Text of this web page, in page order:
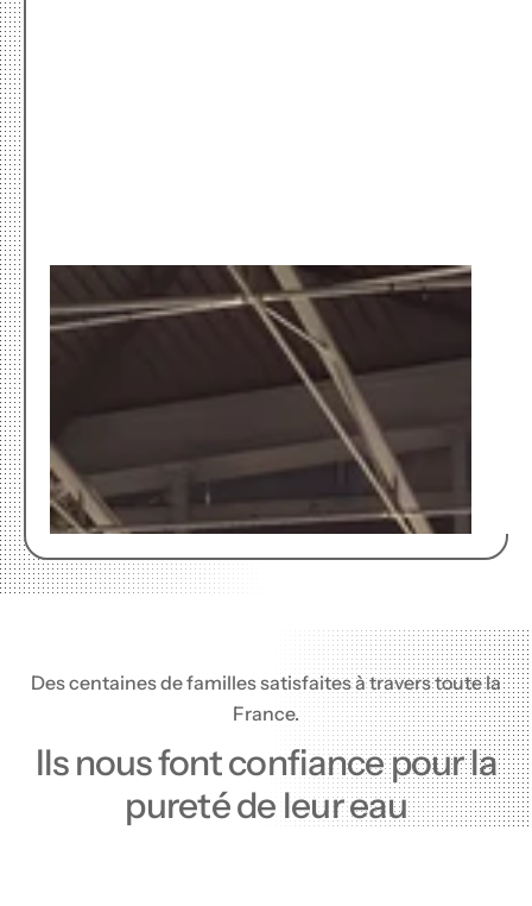
Des centaines de familles satisfaites à travers toute la
France.
Ils nous font confiance pour la
pureté de leur eau